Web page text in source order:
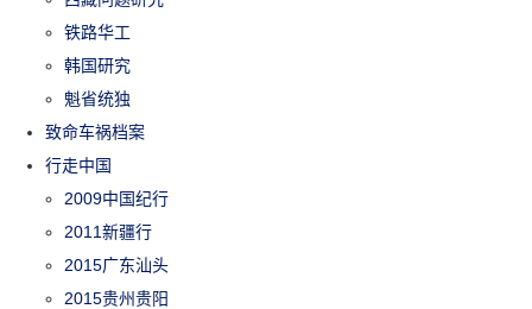
铁路华工
韩国研究
魁省统独
致命车祸档案
行走中国
2009中国纪行
2011新疆行
2015广东汕头
2015贵州贵阳